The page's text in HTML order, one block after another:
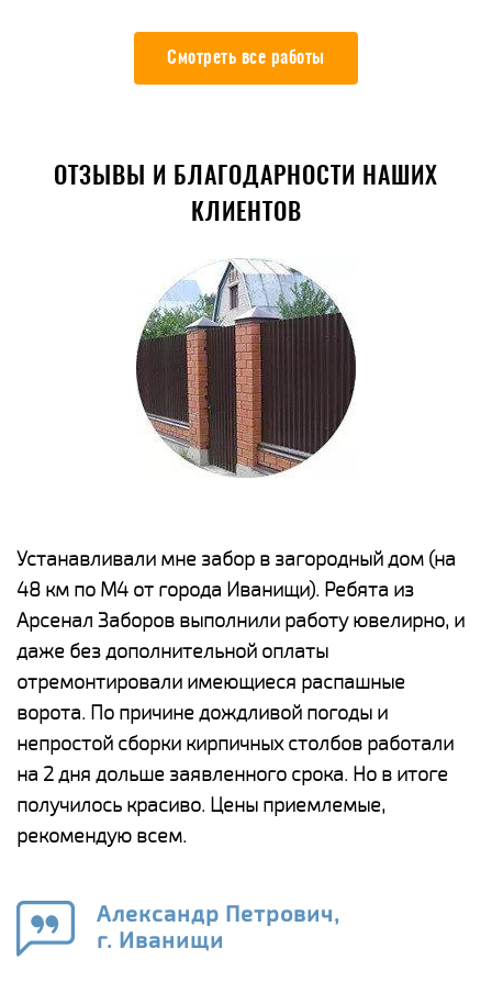
Смотреть все работы
ОТЗЫВЫ И БЛАГОДАРНОСТИ НАШИХ
КЛИЕНТОВ
Устанавливали мне забор в загородный дом (на
48 км по М4 от города Иванищи). Ребята из
Арсенал Заборов выполнили работу ювелирно, и
даже без дополнительной оплаты
отремонтировали имеющиеся распашные
ворота. По причине дождливой погоды и
непростой сборки кирпичных столбов работали
на 2 дня дольше заявленного срока. Но в итоге
получилось красиво. Цены приемлемые,
рекомендую всем.
Александр Петрович,
г. Иванищи